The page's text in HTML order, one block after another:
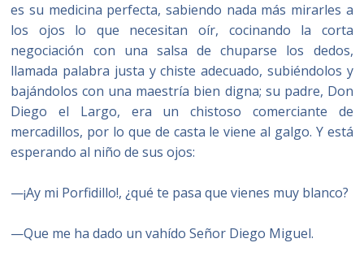
es su medicina perfecta, sabiendo nada más mirarles a
los ojos lo que necesitan oír, cocinando la corta
negociación con una salsa de chuparse los dedos,
llamada palabra justa y chiste adecuado, subiéndolos y
bajándolos con una maestría bien digna; su padre, Don
Diego el Largo, era un chistoso comerciante de
mercadillos, por lo que de casta le viene al galgo. Y está
esperando al niño de sus ojos:
—¡Ay mi Porfidillo!, ¿qué te pasa que vienes muy blanco?
—Que me ha dado un vahído Señor Diego Miguel.